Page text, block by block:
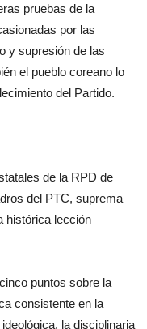
pruebas de la
por las
y supresión de las
el pueblo coreano lo
del Partido.
de la RPD de
del PTC, suprema
histórica lección
puntos sobre la
consistente en la
la disciplinaria